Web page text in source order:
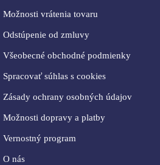
Možnosti vrátenia tovaru
Odstúpenie od zmluvy
Všeobecné obchodné podmienky
Spracovať súhlas s cookies
Zásady ochrany osobných údajov
Možnosti dopravy a platby
Vernostný program
O nás